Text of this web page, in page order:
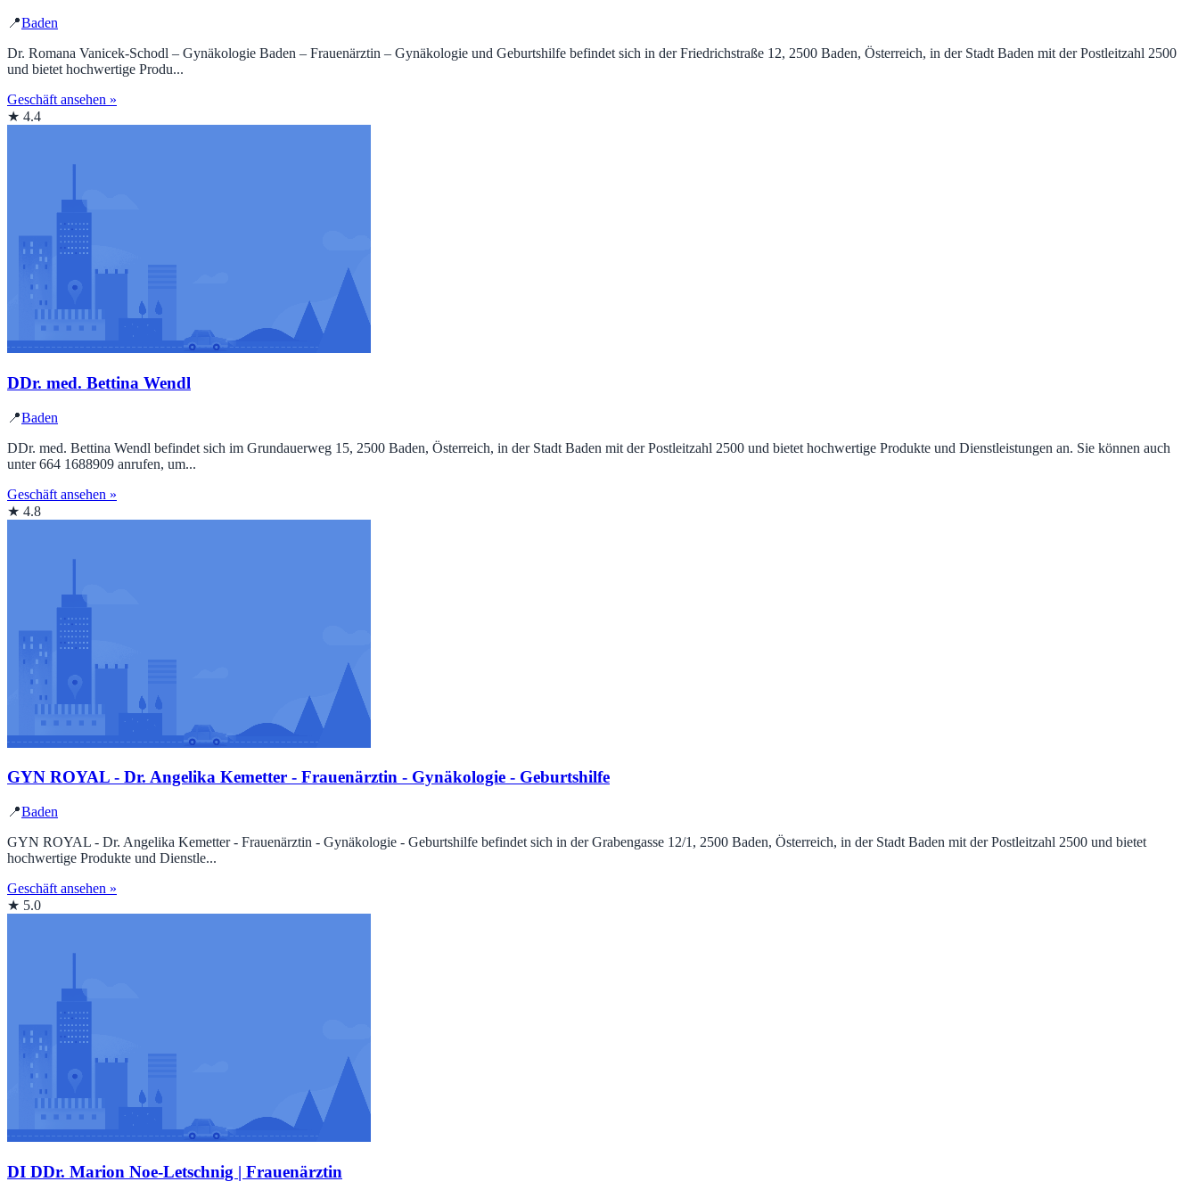
📍Baden
Dr. Romana Vanicek-Schodl – Gynäkologie Baden – Frauenärztin – Gynäkologie und Geburtshilfe befindet sich in der Friedrichstraße 12, 2500 Baden, Österreich, in der Stadt Baden mit der Postleitzahl 2500
und bietet hochwertige Produ...
Geschäft ansehen »
★ 4.4
DDr. med. Bettina Wendl
📍Baden
DDr. med. Bettina Wendl befindet sich im Grundauerweg 15, 2500 Baden, Österreich, in der Stadt Baden mit der Postleitzahl 2500 und bietet hochwertige Produkte und Dienstleistungen an. Sie können auch
unter 664 1688909 anrufen, um...
Geschäft ansehen »
★ 4.8
GYN ROYAL - Dr. Angelika Kemetter - Frauenärztin - Gynäkologie - Geburtshilfe
📍Baden
GYN ROYAL - Dr. Angelika Kemetter - Frauenärztin - Gynäkologie - Geburtshilfe befindet sich in der Grabengasse 12/1, 2500 Baden, Österreich, in der Stadt Baden mit der Postleitzahl 2500 und bietet
hochwertige Produkte und Dienstle...
Geschäft ansehen »
★ 5.0
DI DDr. Marion Noe-Letschnig | Frauenärztin